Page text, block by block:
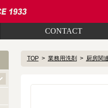
CONTACT
TOP 業務用洗剤 厨房関